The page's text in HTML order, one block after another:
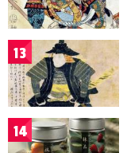
13
14